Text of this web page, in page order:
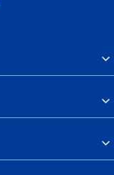
gratuito
sillas de